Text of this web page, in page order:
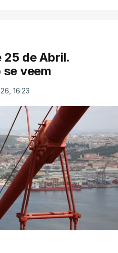
de Abril.
veem
16:23